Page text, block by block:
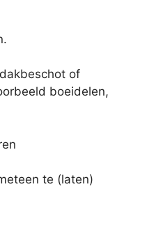
of
boeidelen,
te (laten)